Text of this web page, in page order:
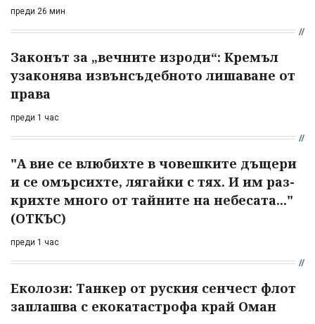
преди 26 мин
Законът за „вечните изроди“: Кремъл
узаконява извънсъдебното лишаване от
права
преди 1 час
"А вие се влюбихте в чо­вешките дъщери
и се омърсихте, лягайки с тях. И им раз­
крихте много от тайните на небесата..."
(ОТКЪС)
преди 1 час
Еколози: Танкер от руския сенчест флот
заплашва с екокатастрофа край Оман